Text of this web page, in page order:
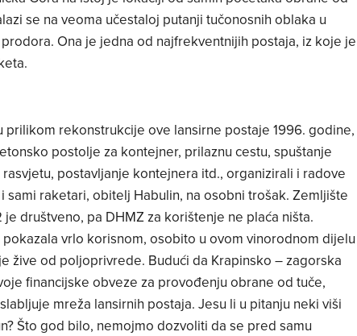
se na veoma učestaloj putanji tučonosnih oblaka u
Ona je jedna od najfrekventnijih postaja, iz koje je
prilikom rekonstrukcije ove lansirne postaje 1996. godine,
postolje za kontejner, prilaznu cestu, spuštanje
postavljanje kontejnera itd., organizirali i radove
sami raketari, obitelj Habulin, na osobni trošak. Zemljište
društveno, pa DHMZ za korištenje ne plaća ništa.
vrlo korisnom, osobito u ovom vinorodnom dijelu
žive od poljoprivrede. Budući da Krapinsko – zagorska
financijske obveze za provođenju obrane od tuče,
mreža lansirnih postaja. Jesu li u pitanju neki viši
Što god bilo, nemojmo dozvoliti da se pred samu